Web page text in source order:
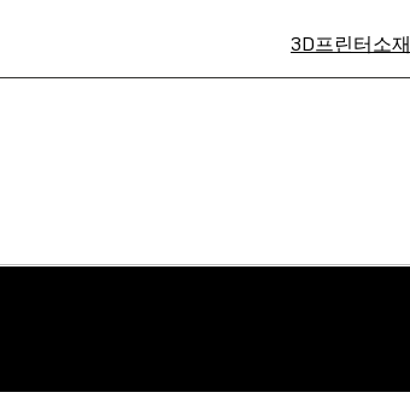
3D프린터소재